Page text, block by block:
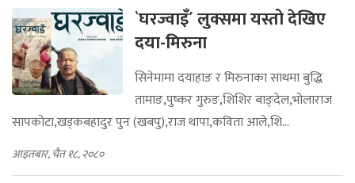
`घरज्वाइँ´ लुक्समा यस्तो देखिए
दया-मिरुना
सिनेमामा दयाहाङ र मिरुनाका साथमा बुद्धि
तामाङ,पुष्कर गुरुङ,शिशिर बाङ्देल,भोलाराज
सापकोटा,खड्कबहादुर पुन (खबपु),राज थापा,कविता आले,शि...
आइतबार, चैत १८, २०८०